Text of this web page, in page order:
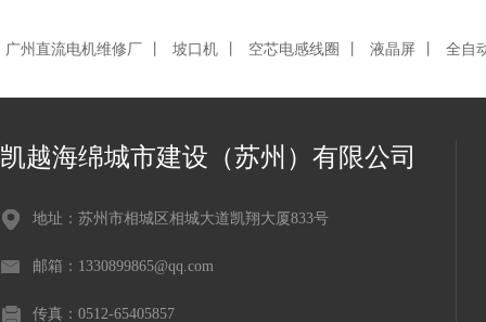
广州直流电机维修厂 坡口机 空芯电感线圈 液晶屏 全自
凯越海绵城市建设（苏州）有限公司
地址：苏州市相城区相城大道凯翔大厦833号
邮箱：1330899865@qq.com
传真：0512-65405857